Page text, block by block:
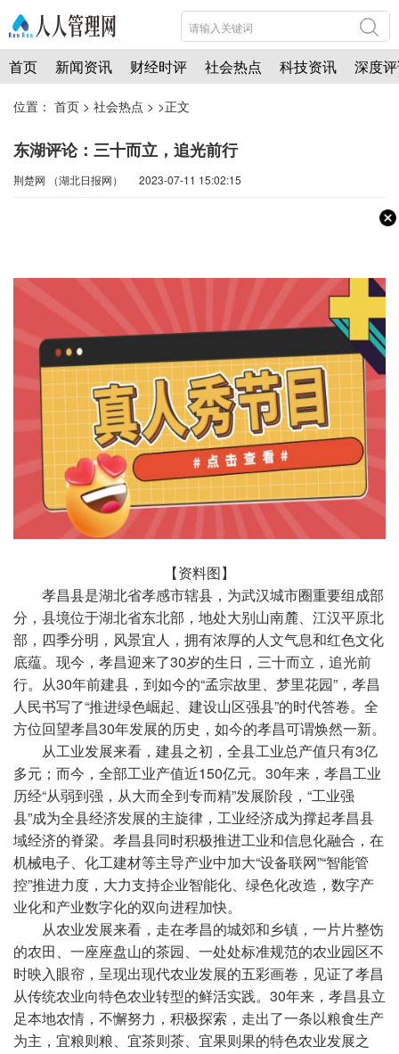
首页 新闻资讯 财经时评 社会热点 科技资讯 深度
位置： 首页 > 社会热点 > >正文
东湖评论：三十而立，追光前行
荆楚网 ​（湖北日报网） 2023-07-11 15:02:15
【资料图】
孝昌县是湖北省孝感市辖县，为武汉城市圈重要组成部
分，县境位于湖北省东北部，地处大别山南麓、江汉平原北
部，四季分明，风景宜人，拥有浓厚的人文气息和红色文化
底蕴。现今，孝昌迎来了30岁的生日，三十而立，追光前
行。从30年前建县，到如今的“孟宗故里、梦里花园”，孝昌
人民书写了“推进绿色崛起、建设山区强县”的时代答卷。全
方位回望孝昌30年发展的历史，如今的孝昌可谓焕然一新。
从工业发展来看，建县之初，全县工业总产值只有3亿
多元；而今，全部工业产值近150亿元。30年来，孝昌工业
历经“从弱到强，从大而全到专而精”发展阶段，“工业强
县”成为全县经济发展的主旋律，工业经济成为撑起孝昌县
域经济的脊梁。孝昌县同时积极推进工业和信息化融合，在
机械电子、化工建材等主导产业中加大“设备联网”“智能管
控”推进力度，大力支持企业智能化、绿色化改造，数字产
业化和产业数字化的双向进程加快。
从农业发展来看，走在孝昌的城郊和乡镇，一片片整饬
的农田、一座座盘山的茶园、一处处标准规范的农业园区不
时映入眼帘，呈现出现代农业发展的五彩画卷，见证了孝昌
从传统农业向特色农业转型的鲜活实践。30年来，孝昌县立
足本地农情，不懈努力，积极探索，走出了一条以粮食生产
为主，宜粮则粮、宜茶则茶、宜果则果的特色农业发展之